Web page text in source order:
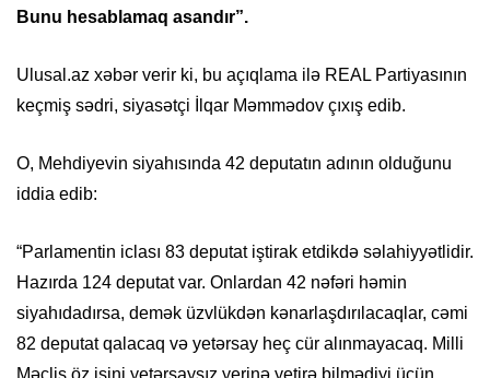
Bunu hesablamaq asandır”.
Ulusal.az xəbər verir ki, bu açıqlama ilə REAL Partiyasının
keçmiş sədri, siyasətçi İlqar Məmmədov çıxış edib.
O, Mehdiyevin siyahısında 42 deputatın adının olduğunu
iddia edib:
“Parlamentin iclası 83 deputat iştirak etdikdə səlahiyyətlidir.
Hazırda 124 deputat var. Onlardan 42 nəfəri həmin
siyahıdadırsa, demək üzvlükdən kənarlaşdırılacaqlar, cəmi
82 deputat qalacaq və yetərsay heç cür alınmayacaq. Milli
Məclis öz işini yetərsaysız yerinə yetirə bilmədiyi üçün